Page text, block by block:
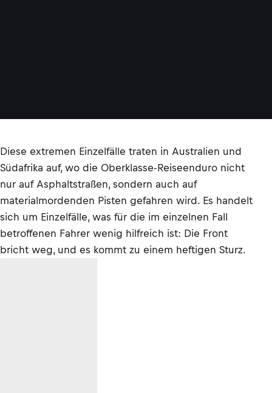
Diese extremen Einzelfälle traten in Australien und
Südafrika auf, wo die Oberklasse-Reiseenduro nicht
nur auf Asphaltstraßen, sondern auch auf
materialmordenden Pisten gefahren wird. Es handelt
sich um Einzelfälle, was für die im einzelnen Fall
betroffenen Fahrer wenig hilfreich ist: Die Front
bricht weg, und es kommt zu einem heftigen Sturz.